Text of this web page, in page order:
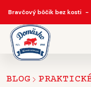
Bravčový bôčik bez kosti -
BLOG